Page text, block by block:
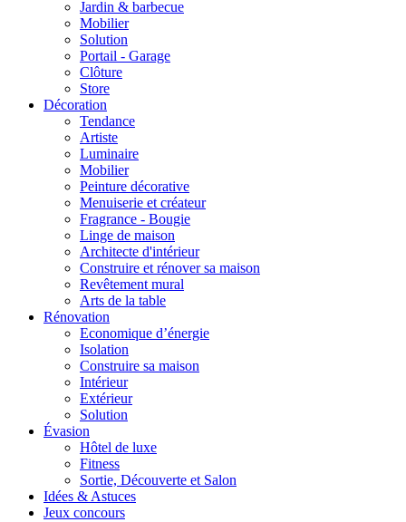
Jardin & barbecue
Mobilier
Solution
Portail - Garage
Clôture
Store
Décoration
Tendance
Artiste
Luminaire
Mobilier
Peinture décorative
Menuiserie et créateur
Fragrance - Bougie
Linge de maison
Architecte d'intérieur
Construire et rénover sa maison
Revêtement mural
Arts de la table
Rénovation
Economique d’énergie
Isolation
Construire sa maison
Intérieur
Extérieur
Solution
Évasion
Hôtel de luxe
Fitness
Sortie, Découverte et Salon
Idées & Astuces
Jeux concours